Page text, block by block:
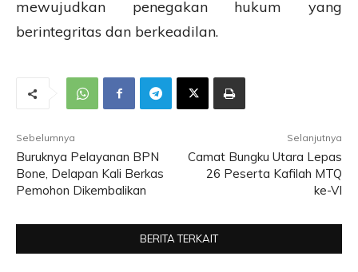
mewujudkan penegakan hukum yang
berintegritas dan berkeadilan.
Sebelumnya
Buruknya Pelayanan BPN
Bone, Delapan Kali Berkas
Pemohon Dikembalikan
Selanjutnya
Camat Bungku Utara Lepas
26 Peserta Kafilah MTQ
ke-VI
BERITA TERKAIT